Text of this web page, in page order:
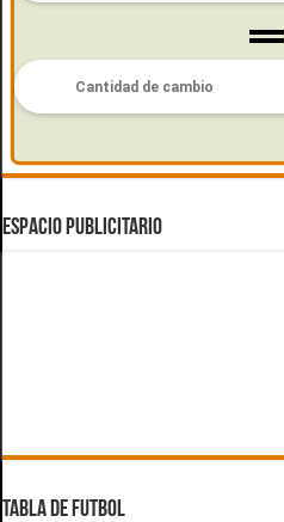
ESPACIO PUBLICITARIO
TABLA DE FUTBOL